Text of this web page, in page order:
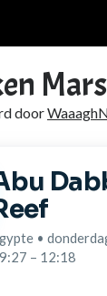
door
•
– 12:18